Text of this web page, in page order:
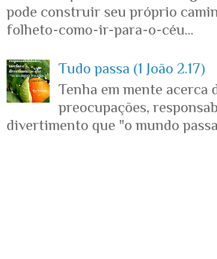
pode construir seu próprio
folheto-como-ir-para-o-céu...
Tudo passa (1 João 2.17)
Tenha em mente acerca
preocupações,
divertimento que "o mundo